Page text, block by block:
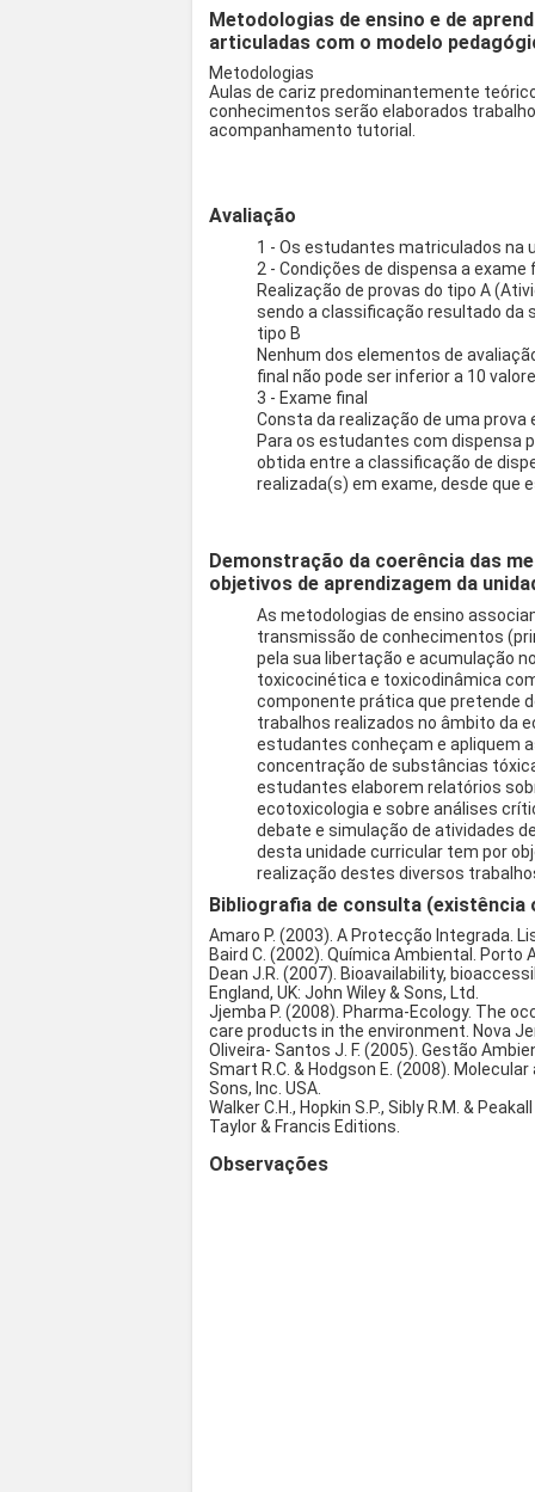
Metodologias de ensino e de
articuladas com o modelo
Metodologias
Aulas de cariz predominantemente
conhecimentos serão elaborados
acompanhamento tutorial.
Avaliação
1 - Os estudantes matriculados na
2 - Condições de dispensa a exame
Realização de provas do tipo A
sendo a classificação resultado da
tipo B
Nenhum dos elementos de
final não pode ser inferior a 10
3 - Exame final
Consta da realização de uma prova
Para os estudantes com dispensa
obtida entre a classificação de
realizada(s) em exame, desde que
Demonstração da coerência das
objetivos de aprendizagem da
As metodologias de ensino
transmissão de conhecimentos
pela sua libertação e acumulação
toxicocinética e toxicodinâmica
componente prática que pretende
trabalhos realizados no âmbito da
estudantes conheçam e apliquem
concentração de substâncias
estudantes elaborem relatórios
ecotoxicologia e sobre análises
debate e simulação de atividades
desta unidade curricular tem por
realização destes diversos
Bibliografia de consulta
Amaro P. (2003). A Protecção Integrada.
Baird C. (2002). Química Ambiental.
Dean J.R. (2007). Bioavailability,
England, UK: John Wiley & Sons, Ltd.
Jjemba P. (2008). Pharma-Ecology. The
care products in the environment. Nova
Oliveira- Santos J. F. (2005). Gestão
Smart R.C. & Hodgson E. (2008).
Sons, Inc. USA.
Walker C.H., Hopkin S.P., Sibly R.M. &
Taylor & Francis Editions.
Observações